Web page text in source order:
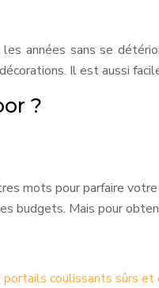
années sans se
Il est aussi
?
mots pour parfaire
budgets. Mais pour
portails coulissants sûrs et